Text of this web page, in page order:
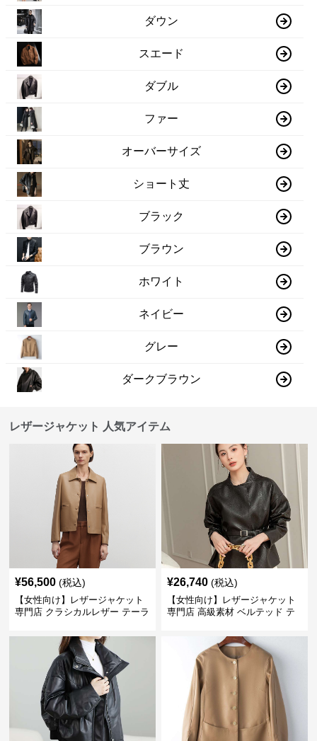
ダウン
スエード
ダブル
ファー
オーバーサイズ
ショート丈
ブラック
ブラウン
ホワイト
ネイビー
グレー
ダークブラウン
レザージャケット 人気アイテム
¥56,500 (税込)
【女性向け】レザージャケット
専門店 クラシカルレザー テーラ
¥26,740 (税込)
【女性向け】レザージャケット
専門店 高級素材 ベルテッド テ